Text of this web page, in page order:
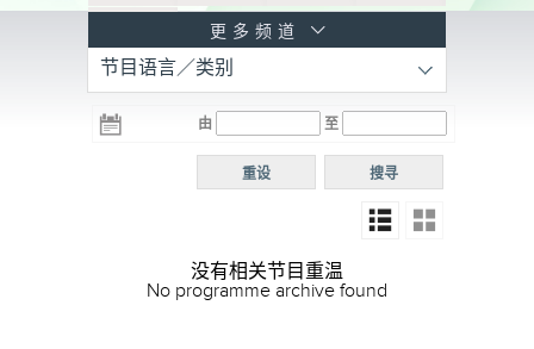
R3
电台 电台
R5
电台
普通
更多频道
节目语言／类别
由 至
搜寻
重设
没有相关节目重温
No programme archive found